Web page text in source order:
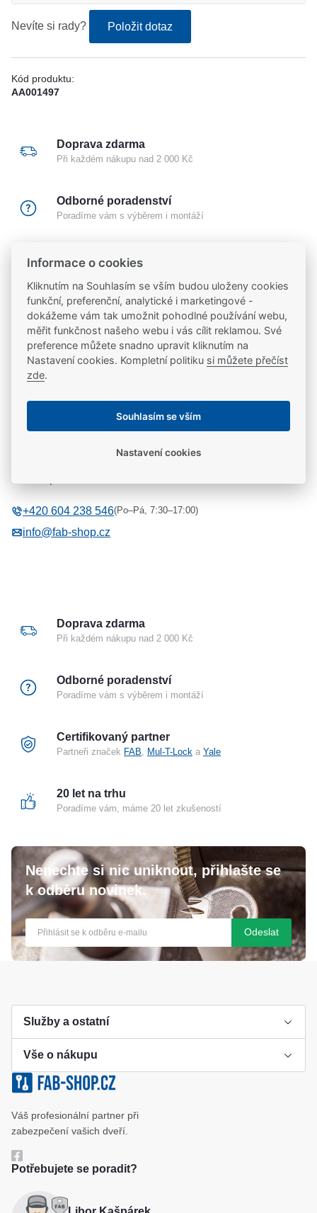
Nevíte si rady? Položit dotaz
Kód produktu:
AA001497
Doprava zdarma
Při každém nákupu nad 2 000 Kč
Odborné poradenství
Poradíme vám s výběrem i montáží
Certifikovaný partner
20 let na trhu
Poradíme vám, máme 20 let zkušeností
Popis
Pro mazání jemného mechanizmu cylindrických
Libor Kašpárek
+420 604 238 546(Po–Pá, 7:30–17:00)
info@fab-shop.cz
Doprava zdarma
Při každém nákupu nad 2 000 Kč
Odborné poradenství
Poradíme vám s výběrem i montáží
Certifikovaný partner
Partneři značek FAB Mul-T-Lock a Yale
20 let na trhu
Poradíme vám, máme 20 let zkušeností
Nenechte si nic uniknout, přihlašte se
k odběru novinek.
Odeslat
Služby a ostatní
Výroba klíče
Klíčové systémy
Katalog
Vše o nákupu
Cookies a podmínky používání
Ochrana osobních údajů
Váš profesionální partner při
zabezpečení vašich dveří.
Potřebujete se poradit?
Informace o cookies
Kliknutím na Souhlasím se vším budou uloženy cookies
funkční, preferenční, analytické i marketingové -
dokážeme vám tak umožnit pohodlné používání webu,
měřit funkčnost našeho webu i vás cílit reklamou. Své
preference můžete snadno upravit kliknutím na
Nastavení cookies. Kompletní politiku si můžete přečíst
zde.
Souhlasím se vším
Nastavení cookies